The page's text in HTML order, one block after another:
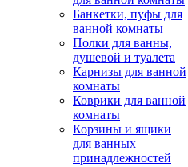
Банкетки, пуфы для
ванной комнаты
Полки для ванны,
душевой и туалета
Карнизы для ванной
комнаты
Коврики для ванной
комнаты
Корзины и ящики
для ванных
принадлежностей